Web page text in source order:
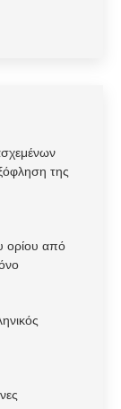
της
ορίου από